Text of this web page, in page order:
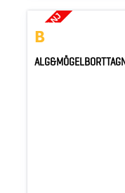
KAMPANJ